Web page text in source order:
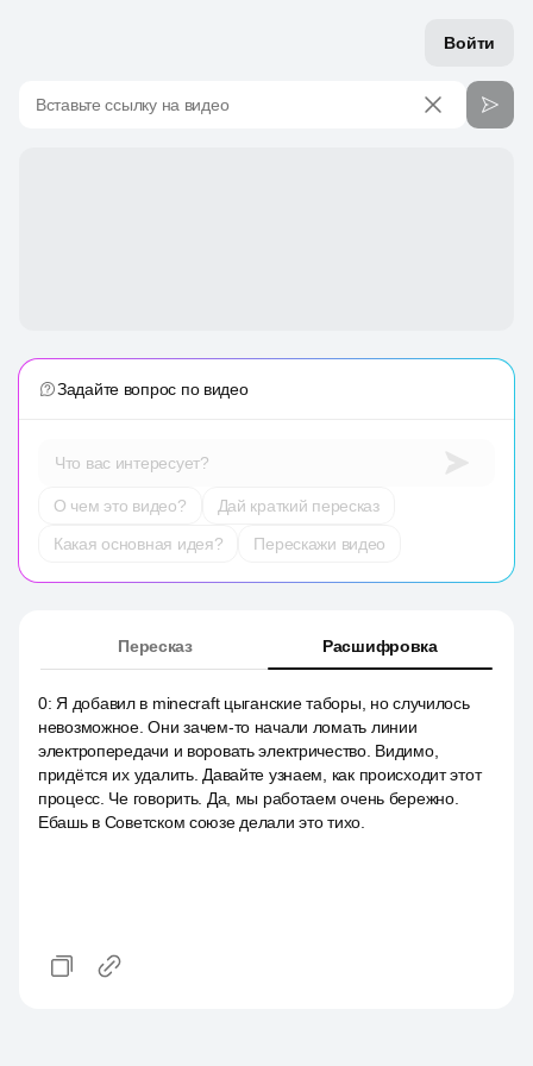
Войти
Вставьте ссылку на видео
Задайте вопрос по видео
Что вас интересует?
О чем это видео?
Дай краткий пересказ
Какая основная идея?
Перескажи видео
Пересказ Расшифровка
0: Я добавил в minecraft цыганские таборы, но случилось
невозможное. Они зачем-то начали ломать линии
электропередачи и воровать электричество. Видимо,
придётся их удалить. Давайте узнаем, как происходит этот
процесс. Че говорить. Да, мы работаем очень бережно.
Ебашь в Советском союзе делали это тихо.